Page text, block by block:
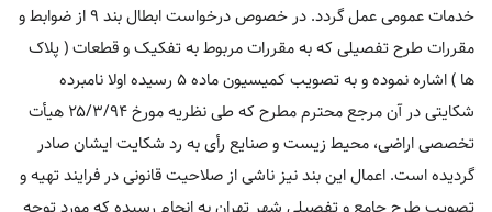
خدمات عمومی عمل گردد. در خصوص درخواست ابطال بند ۹ از ضوابط و
مقررات طرح تفصیلی که به مقررات مربوط به تفکیک و قطعات ( پلاک
ها ) اشاره نموده و به تصویب کمیسیون ماده ۵ رسیده اولا نامبرده
شکایتی در آن مرجع محترم مطرح که طی نظریه مورخ ۲۵/۳/۹۴ هیأت
تخصصی اراضی، محیط زیست و صنایع رأی به رد شکایت ایشان صادر
گردیده است. اعمال این بند نیز ناشی از صلاحیت قانونی در فرایند تهیه و